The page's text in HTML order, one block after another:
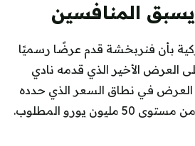
المنافسين
بأن فنربخشة قدم عرضًا رسميًا
العرض الأخير الذي قدمه نادي
العرض في نطاق السعر الذي حدده
يورو المطلوب.